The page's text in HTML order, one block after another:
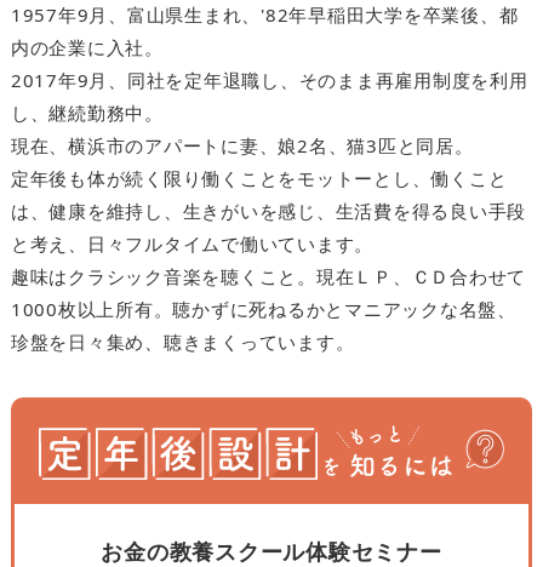
1957年9月、富山県生まれ、'82年早稲田大学を卒業後、都
内の企業に入社。
2017年9月、同社を定年退職し、そのまま再雇用制度を利用
し、継続勤務中。
現在、横浜市のアパートに妻、娘2名、猫3匹と同居。
定年後も体が続く限り働くことをモットーとし、働くこと
は、健康を維持し、生きがいを感じ、生活費を得る良い手段
と考え、日々フルタイムで働いています。
趣味はクラシック音楽を聴くこと。現在ＬＰ、ＣＤ合わせて
1000枚以上所有。聴かずに死ねるかとマニアックな名盤、
珍盤を日々集め、聴きまくっています。
お金の教養スクール体験セミナー